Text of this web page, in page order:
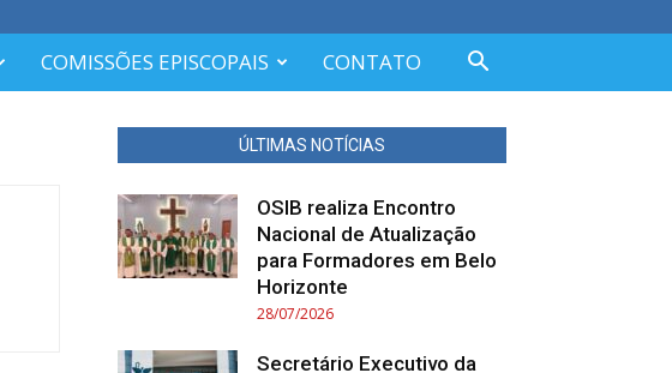
COMISSÕES EPISCOPAIS CONTATO
ÚLTIMAS NOTÍCIAS
OSIB realiza Encontro
Nacional de Atualização
para Formadores em Belo
Horizonte
28/07/2026
Secretário Executivo da